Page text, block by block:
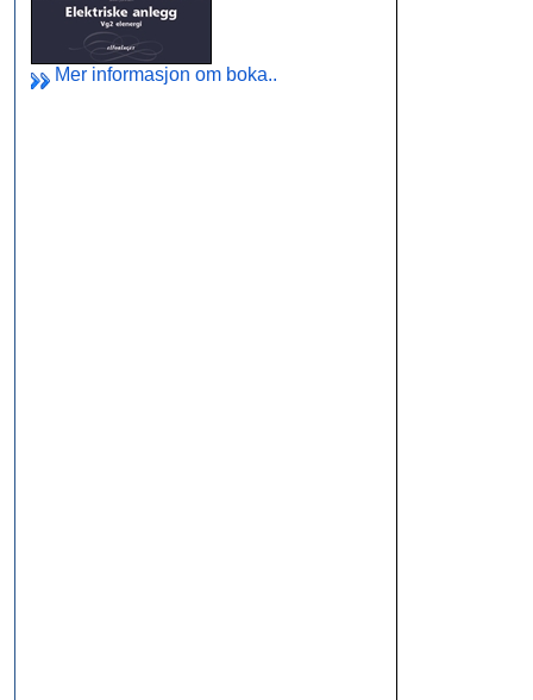
Mer informasjon om boka..